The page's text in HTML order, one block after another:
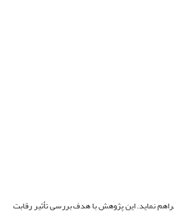
نماید. این پژوهش با هدف بررسی تأثیر رقابت